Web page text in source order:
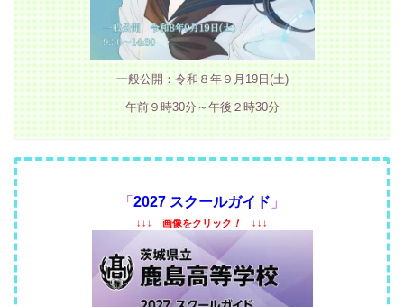
一般公開：令和８年９月19日(土)
午前９時30分～午後２時30分
「 2027 スクールガイド 」
↓↓↓ 画像をクリック ！ ↓↓↓